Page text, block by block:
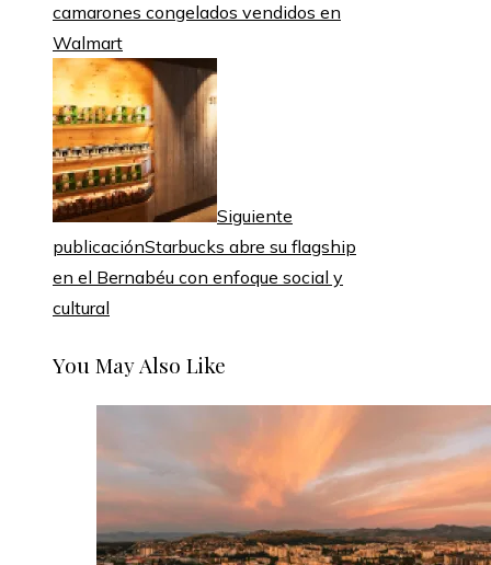
camarones congelados vendidos en
Walmart
Siguiente
publicaciónStarbucks abre su flagship
en el Bernabéu con enfoque social y
cultural
You May Also Like